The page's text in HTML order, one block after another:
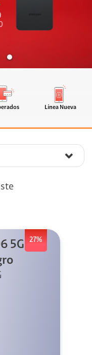
Línea Nueva
27%
5G